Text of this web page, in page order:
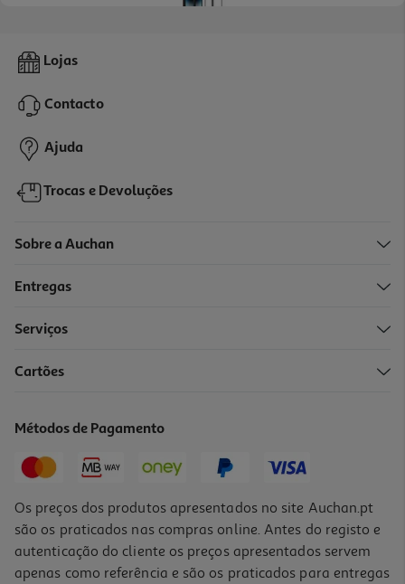
Protector Ecrã Vidro Qilive 600156274 Iphone 15 Pro Max
3,99 €
Lojas
Contacto
Ajuda
Trocas e Devoluções
Sobre a Auchan
Entregas
Serviços
Cartões
Métodos de Pagamento
Os preços dos produtos apresentados no site Auchan.pt
são os praticados nas compras online. Antes do registo e
autenticação do cliente os preços apresentados servem
apenas como referência e são os praticados para entregas